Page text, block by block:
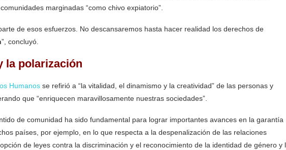
marginadas “como chivo expiatorio”.
de esos esfuerzos. No descansaremos hasta hacer realidad los derechos de
”, concluyó.
la polarización
Humanos se refirió a “la vitalidad, el dinamismo y la creatividad” de las personas y
que “enriquecen maravillosamente nuestras sociedades”.
de comunidad ha sido fundamental para lograr importantes avances en la garantía
países, por ejemplo, en lo que respecta a la despenalización de las relaciones
de leyes contra la discriminación y el reconocimiento de la identidad de género y